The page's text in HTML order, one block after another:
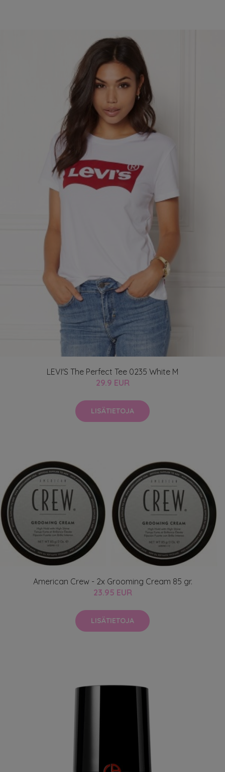
LEVI'S The Perfect Tee 0235 White M
29.9 EUR
LISÄTIETOJA
American Crew - 2x Grooming Cream 85 gr.
23.95 EUR
LISÄTIETOJA